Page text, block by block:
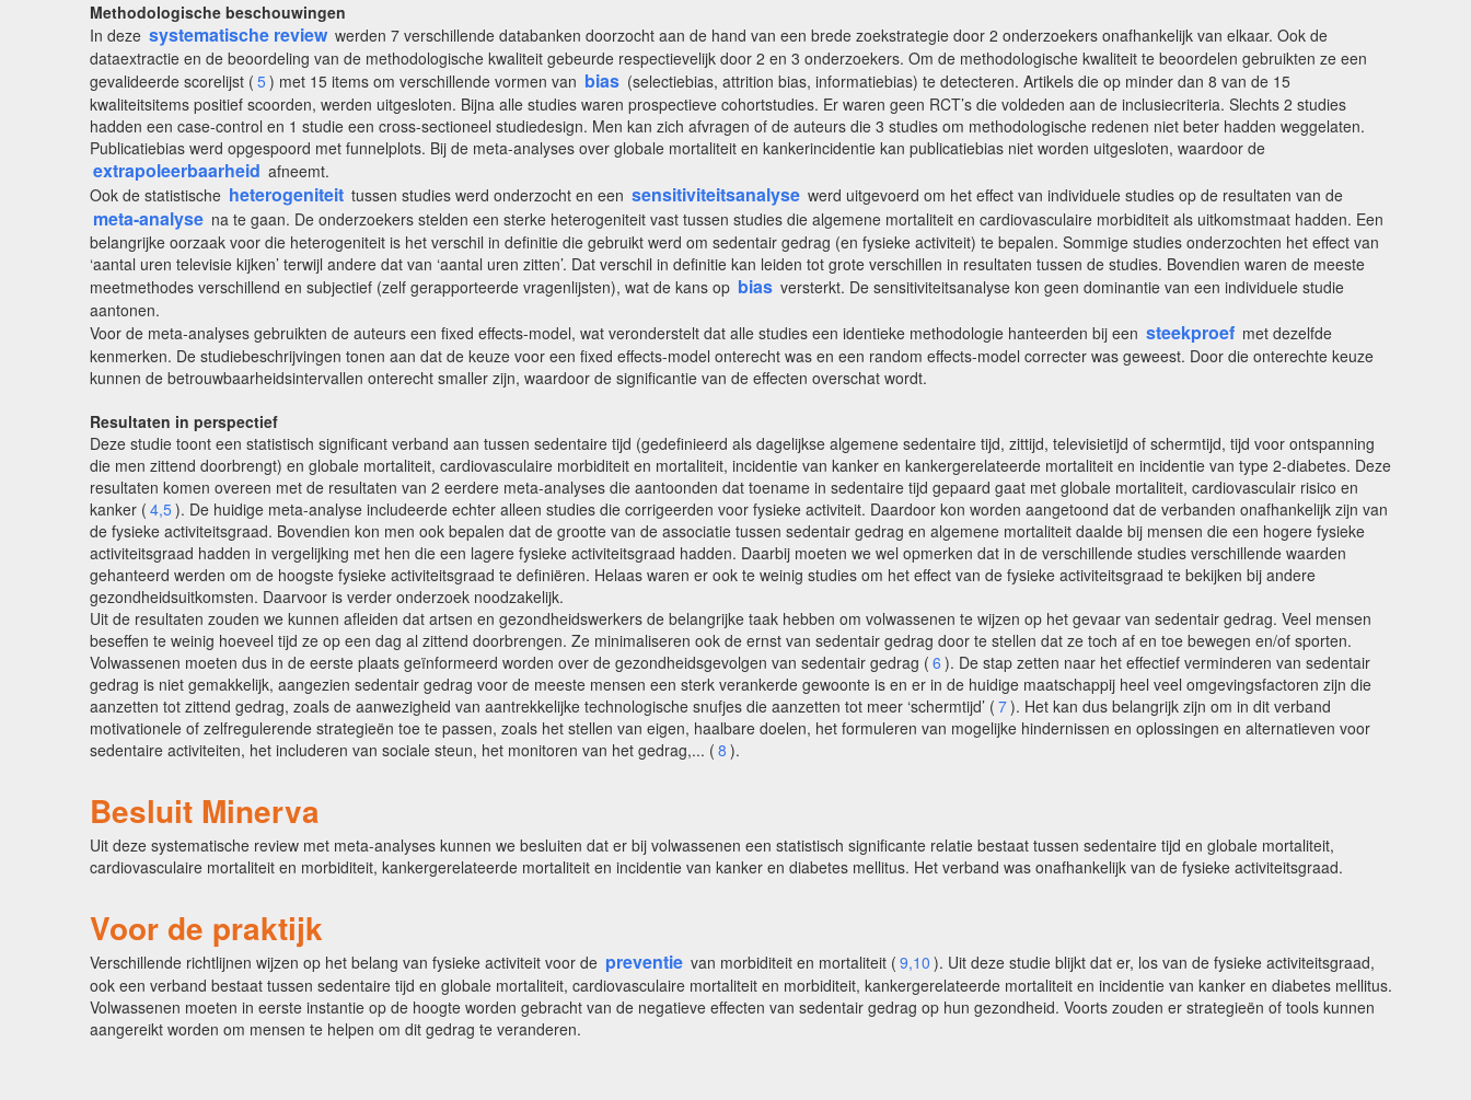
Methodologische beschouwingen
In deze systematische review werden 7 verschillende databanken doorzocht aan de hand van een brede zoekstrategie door 2 onderzoekers onafhankelijk van elkaar. Ook de
dataextractie en de beoordeling van de methodologische kwaliteit gebeurde respectievelijk door 2 en 3 onderzoekers. Om de methodologische kwaliteit te beoordelen gebruikten ze een
gevalideerde scorelijst ( 5) met 15 items om verschillende vormen van bias (selectiebias, attrition bias, informatiebias) te detecteren. Artikels die op minder dan 8 van de 15
kwaliteitsitems positief scoorden, werden uitgesloten. Bijna alle studies waren prospectieve cohortstudies. Er waren geen RCT’s die voldeden aan de inclusiecriteria. Slechts 2 studies
hadden een case-control en 1 studie een cross-sectioneel studiedesign. Men kan zich afvragen of de auteurs die 3 studies om methodologische redenen niet beter hadden weggelaten.
Publicatiebias werd opgespoord met funnelplots. Bij de meta-analyses over globale mortaliteit en kankerincidentie kan publicatiebias niet worden uitgesloten, waardoor de
extrapoleerbaarheid afneemt.
Ook de statistische heterogeniteit tussen studies werd onderzocht en een sensitiviteitsanalyse werd uitgevoerd om het effect van individuele studies op de resultaten van de
meta-analyse na te gaan. De onderzoekers stelden een sterke heterogeniteit vast tussen studies die algemene mortaliteit en cardiovasculaire morbiditeit als uitkomstmaat hadden. Een
belangrijke oorzaak voor die heterogeniteit is het verschil in definitie die gebruikt werd om sedentair gedrag (en fysieke activiteit) te bepalen. Sommige studies onderzochten het effect van
‘aantal uren televisie kijken’ terwijl andere dat van ‘aantal uren zitten’. Dat verschil in definitie kan leiden tot grote verschillen in resultaten tussen de studies. Bovendien waren de meeste
meetmethodes verschillend en subjectief (zelf gerapporteerde vragenlijsten), wat de kans op bias versterkt. De sensitiviteitsanalyse kon geen dominantie van een individuele studie
aantonen.
Voor de meta-analyses gebruikten de auteurs een fixed effects-model, wat veronderstelt dat alle studies een identieke methodologie hanteerden bij een steekproef met dezelfde
kenmerken. De studiebeschrijvingen tonen aan dat de keuze voor een fixed effects-model onterecht was en een random effects-model correcter was geweest. Door die onterechte keuze
kunnen de betrouwbaarheidsintervallen onterecht smaller zijn, waardoor de significantie van de effecten overschat wordt.
Resultaten in perspectief
Deze studie toont een statistisch significant verband aan tussen sedentaire tijd (gedefinieerd als dagelijkse algemene sedentaire tijd, zittijd, televisietijd of schermtijd, tijd voor ontspanning
die men zittend doorbrengt) en globale mortaliteit, cardiovasculaire morbiditeit en mortaliteit, incidentie van kanker en kankergerelateerde mortaliteit en incidentie van type 2-diabetes. Deze
resultaten komen overeen met de resultaten van 2 eerdere meta-analyses die aantoonden dat toename in sedentaire tijd gepaard gaat met globale mortaliteit, cardiovasculair risico en
kanker ( 4,5). De huidige meta-analyse includeerde echter alleen studies die corrigeerden voor fysieke activiteit. Daardoor kon worden aangetoond dat de verbanden onafhankelijk zijn van
de fysieke activiteitsgraad. Bovendien kon men ook bepalen dat de grootte van de associatie tussen sedentair gedrag en algemene mortaliteit daalde bij mensen die een hogere fysieke
activiteitsgraad hadden in vergelijking met hen die een lagere fysieke activiteitsgraad hadden. Daarbij moeten we wel opmerken dat in de verschillende studies verschillende waarden
gehanteerd werden om de hoogste fysieke activiteitsgraad te definiëren. Helaas waren er ook te weinig studies om het effect van de fysieke activiteitsgraad te bekijken bij andere
gezondheidsuitkomsten. Daarvoor is verder onderzoek noodzakelijk.
Uit de resultaten zouden we kunnen afleiden dat artsen en gezondheidswerkers de belangrijke taak hebben om volwassenen te wijzen op het gevaar van sedentair gedrag. Veel mensen
beseffen te weinig hoeveel tijd ze op een dag al zittend doorbrengen. Ze minimaliseren ook de ernst van sedentair gedrag door te stellen dat ze toch af en toe bewegen en/of sporten.
Volwassenen moeten dus in de eerste plaats geïnformeerd worden over de gezondheidsgevolgen van sedentair gedrag ( 6 ). De stap zetten naar het effectief verminderen van sedentair
gedrag is niet gemakkelijk, aangezien sedentair gedrag voor de meeste mensen een sterk verankerde gewoonte is en er in de huidige maatschappij heel veel omgevingsfactoren zijn die
aanzetten tot zittend gedrag, zoals de aanwezigheid van aantrekkelijke technologische snufjes die aanzetten tot meer ‘schermtijd’ ( 7). Het kan dus belangrijk zijn om in dit verband
motivationele of zelfregulerende strategieën toe te passen, zoals het stellen van eigen, haalbare doelen, het formuleren van mogelijke hindernissen en oplossingen en alternatieven voor
sedentaire activiteiten, het includeren van sociale steun, het monitoren van het gedrag,... ( 8 ).
Besluit Minerva
Uit deze systematische review met meta-analyses kunnen we besluiten dat er bij volwassenen een statistisch significante relatie bestaat tussen sedentaire tijd en globale mortaliteit,
cardiovasculaire mortaliteit en morbiditeit, kankergerelateerde mortaliteit en incidentie van kanker en diabetes mellitus. Het verband was onafhankelijk van de fysieke activiteitsgraad.
Voor de praktijk
Verschillende richtlijnen wijzen op het belang van fysieke activiteit voor de preventie van morbiditeit en mortaliteit ( 9,10 ). Uit deze studie blijkt dat er, los van de fysieke activiteitsgraad,
ook een verband bestaat tussen sedentaire tijd en globale mortaliteit, cardiovasculaire mortaliteit en morbiditeit, kankergerelateerde mortaliteit en incidentie van kanker en diabetes mellitus.
Volwassenen moeten in eerste instantie op de hoogte worden gebracht van de negatieve effecten van sedentair gedrag op hun gezondheid. Voorts zouden er strategieën of tools kunnen
aangereikt worden om mensen te helpen om dit gedrag te veranderen.